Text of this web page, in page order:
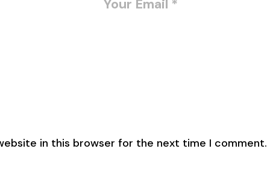
in this browser for the next time I comment.